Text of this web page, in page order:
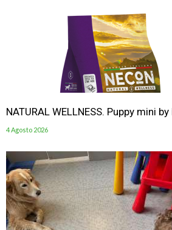
NATURAL WELLNESS. Puppy mini
4 Agosto 2026